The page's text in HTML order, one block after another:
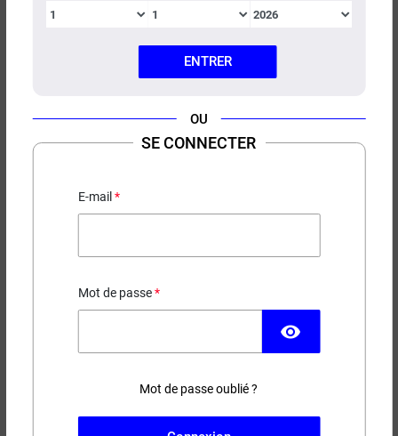
ENTRER
OU
SE CONNECTER
E-mail
Mot de passe
visibility
Mot de passe oublié ?
CARTOUCHES VIDES GTX GO
(7 avis)
Pour GTX Go 40 et GTX Go 80
EN STOCK
Couleur Modèle